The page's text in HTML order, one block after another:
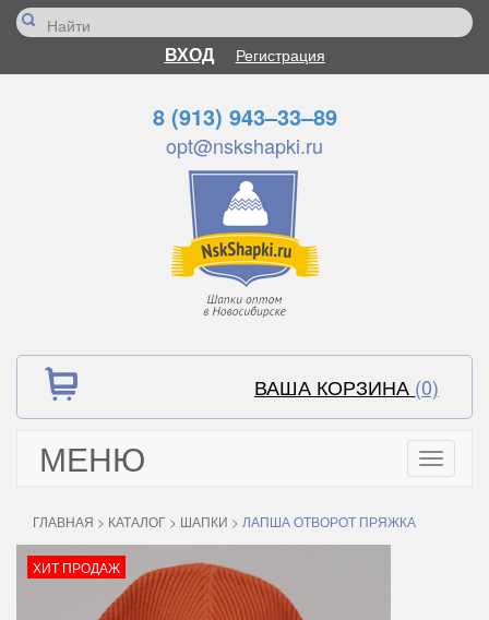
ВХОД Регистрация
8 (913) 943–33–89
opt@nskshapki.ru
ВАША КОРЗИНА (0)
МЕНЮ
Toggle
ГЛАВНАЯ > КАТАЛОГ > ШАПКИ > ЛАПША ОТВОРОТ ПРЯЖКА
ХИТ ПРОДАЖ